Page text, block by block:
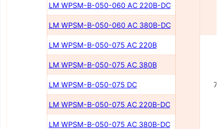
LM WPSM-B-050-060 AC 220В-DC
LM WPSM-B-050-060 AC 380В-DC
LM WPSM-B-050-075 AC 220В
LM WPSM-B-050-075 AC 380В
LM WPSM-B-050-075 DC
LM WPSM-B-050-075 AC 220В-DC
LM WPSM-B-050-075 AC 380В-DC